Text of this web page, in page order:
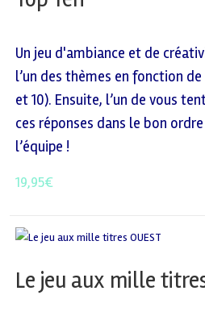
Un jeu d'ambiance et de
l’un des thèmes en fonction
et 10). Ensuite, l’un de vous
ces réponses dans le bon
l’équipe !
19,95€
Le jeu aux mille